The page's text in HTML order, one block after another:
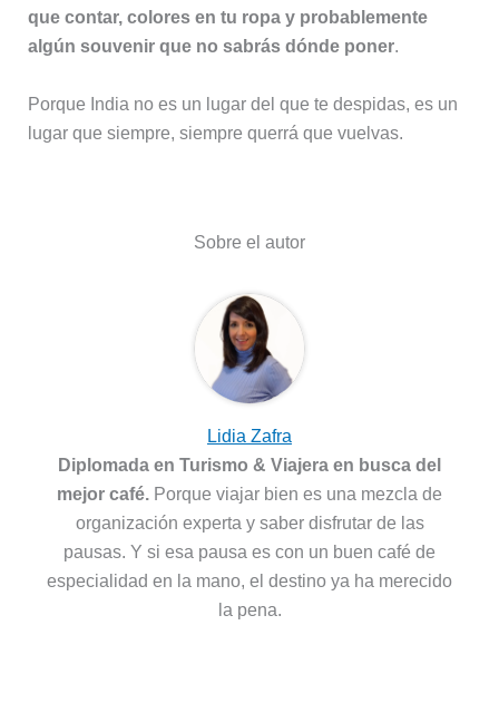
que contar, colores en tu ropa y probablemente
algún souvenir que no sabrás dónde poner.
Porque India no es un lugar del que te despidas, es un
lugar que siempre, siempre querrá que vuelvas.
Sobre el autor
Lidia Zafra
Diplomada en Turismo & Viajera en busca del
mejor café. Porque viajar bien es una mezcla de
organización experta y saber disfrutar de las
pausas. Y si esa pausa es con un buen café de
especialidad en la mano, el destino ya ha merecido
la pena.